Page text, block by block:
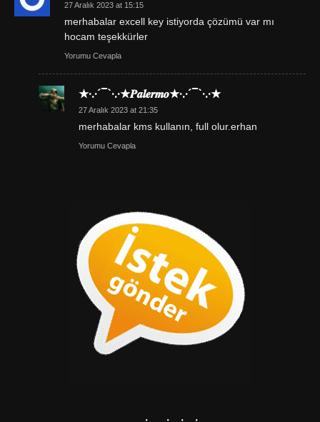
27 Aralık 2023 at 15:15
merhabalar excell key istiyorda çözümü var mı
hocam teşekkürler
Yorumu Cevapla
★·.·´¯`·.·★𝑷𝒂𝒍𝒆𝒓𝒎𝒐★·.·´¯`·.·★
27 Aralık 2023 at 21:35
merhabalar kms kullanın, full olur.erhan
Yorumu Cevapla